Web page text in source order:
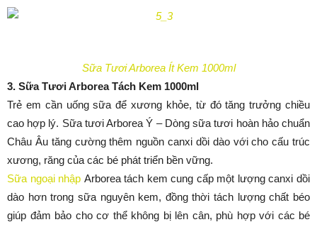
Sữa Tươi Arborea Ít Kem 1000ml
3. Sữa Tươi Arborea Tách Kem 1000ml
Trẻ em cần uống sữa để xương khỏe, từ đó tăng trưởng chiều
cao hợp lý. Sữa tươi Arborea Ý – Dòng sữa tươi hoàn hảo chuẩn
Châu Âu tăng cường thêm nguồn canxi dồi dào với cho cấu trúc
xương, răng của các bé phát triển bền vững.
Sữa ngoại nhập Arborea tách kem cung cấp một lượng canxi dồi
dào hơn trong sữa nguyên kem, đồng thời tách lượng chất béo
giúp đảm bảo cho cơ thể không bị lên cân, phù hợp với các bé